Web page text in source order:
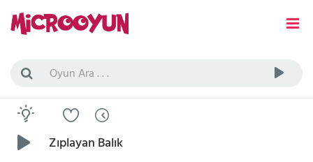
Zıplayan Balık